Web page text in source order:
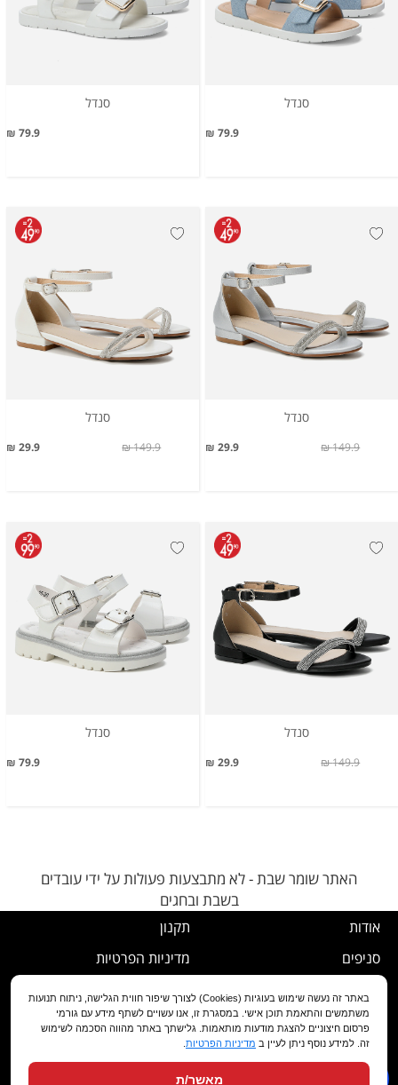
סנדל
79.9 ₪
סנדל
79.9 ₪
סנדל
29.9 ₪ 149.9 ₪
סנדל
29.9 ₪ 149.9 ₪
סנדל
29.9 ₪ 149.9 ₪
סנדל
79.9 ₪
האתר שומר שבת - לא מתבצעות פעולות על ידי עובדים
בשבת ובחגים
אודות
סניפים
שירות לקוחות
מועדון לקוחות
תקנון
מדיניות הפרטיות
נוהל ביטול עסקה
מדיניות החלפה/החזרה/ביטול
הצהרת נגישות
באתר זה נעשה שימוש בעוגיות (Cookies) לצורך שיפור חווית הגלישה, ניתוח תנועות
משתמשים והתאמת תוכן אישי. במסגרת זו, אנו עשויים לשתף מידע עם גורמי
פרסום חיצוניים להצגת מודעות מותאמות. גלישתך באתר מהווה הסכמה לשימוש
זה. למידע נוסף ניתן לעיין ב מדיניות הפרטיות
מאשר/ת